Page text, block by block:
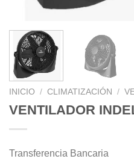
INICIO / CLIMATIZACIÓN /
VENTILADOR
Transferencia Bancaria